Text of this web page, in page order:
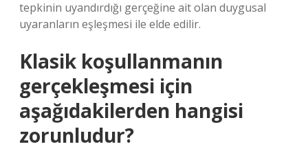
tepkinin uyandırdığı gerçeğine ait olan duygusal
uyaranların eşleşmesi ile elde edilir.
Klasik koşullanmanın
gerçekleşmesi için
aşağıdakilerden hangisi
zorunludur?